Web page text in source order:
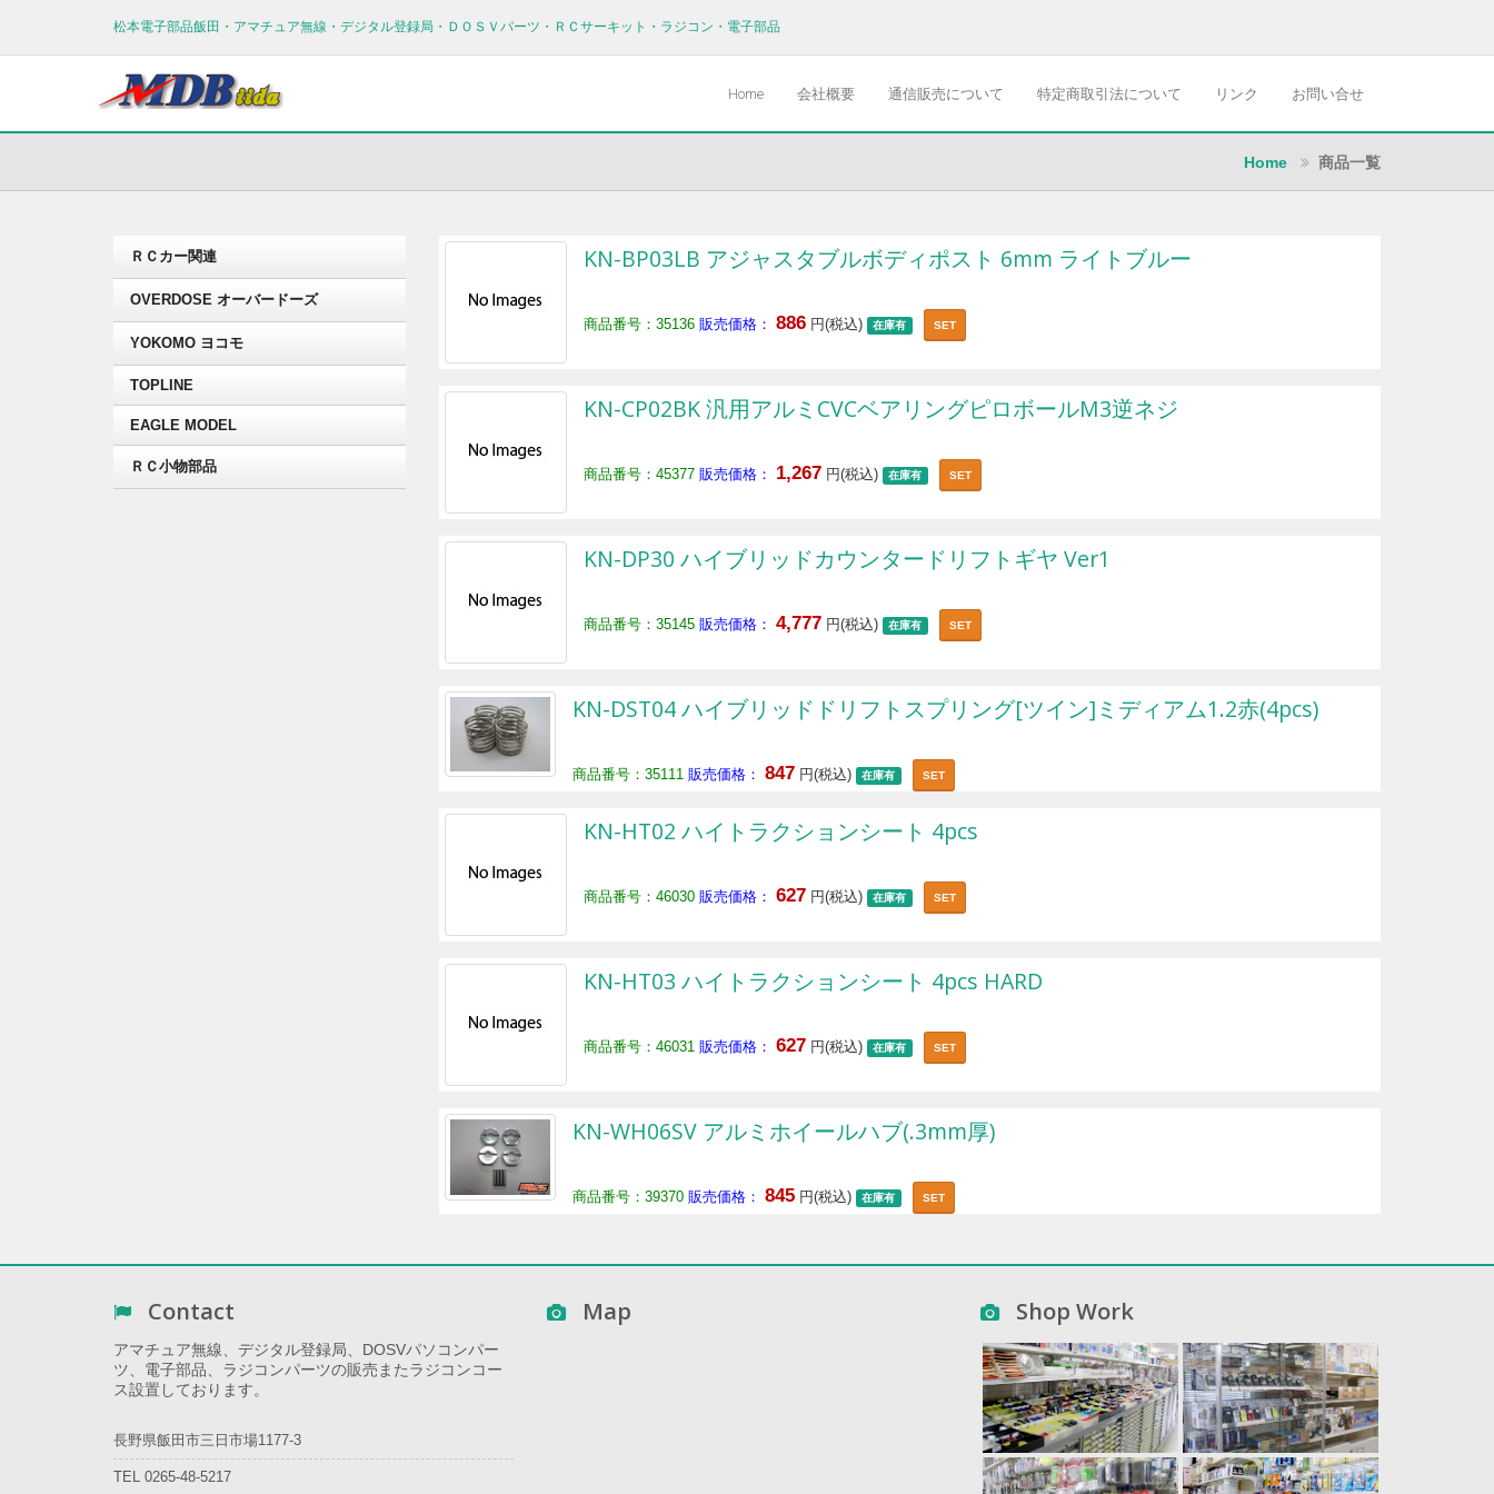
松本電子部品飯田・アマチュア無線・デジタル登録局・ＤＯＳＶパーツ・ＲＣサーキット・ラジコン・電子部品
Home 会社概要 通信販売について 特定商取引法について リンク お問い合せ
Home 商品一覧
ＲＣカー関連
OVERDOSE オーバードーズ
YOKOMO ヨコモ
TOPLINE
EAGLE MODEL
ＲＣ小物部品
KN-BP03LB アジャスタブルボディポスト 6mm ライトブルー
商品番号：35136 販売価格： 886円(税込) 在庫有 SET
KN-CP02BK 汎用アルミCVCベアリングピロボールM3逆ネジ
商品番号：45377 販売価格： 1,267円(税込) 在庫有 SET
KN-DP30 ハイブリッドカウンタードリフトギヤ Ver1
商品番号：35145 販売価格： 4,777円(税込) 在庫有 SET
KN-DST04 ハイブリッドドリフトスプリング[ツイン]ミディアム1.2赤(4pcs)
商品番号：35111 販売価格： 847円(税込) 在庫有 SET
KN-HT02 ハイトラクションシート 4pcs
商品番号：46030 販売価格： 627円(税込) 在庫有 SET
KN-HT03 ハイトラクションシート 4pcs HARD
商品番号：46031 販売価格： 627円(税込) 在庫有 SET
KN-WH06SV アルミホイールハブ(.3mm厚)
商品番号：39370 販売価格： 845円(税込) 在庫有 SET
Contact
アマチュア無線、デジタル登録局、DOSVパソコンパー
ツ、電子部品、ラジコンパーツの販売またラジコンコー
ス設置しております。
長野県飯田市三日市場1177-3
TEL 0265-48-5217
Map Shop Work